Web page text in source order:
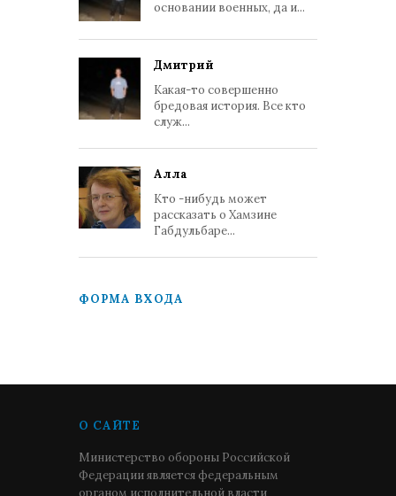
основании военных, да и...
Дмитрий
Какая-то совершенно
бредовая история. Все кто
служ...
Алла
Кто -нибудь может
рассказать о Хамзине
Габдульбаре...
ФОРМА ВХОДА
О САЙТЕ
Министерство обороны Российской
Федерации является федеральным
органом исполнительной власти